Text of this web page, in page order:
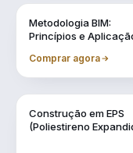
Metodologia BIM:
Princípios e
Comprar agora
Construção em EPS
(Poliestireno